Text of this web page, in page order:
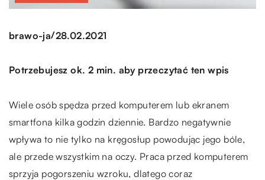
brawo-ja/28.02.2021
Potrzebujesz ok. 2 min. aby przeczytać ten wpis
Wiele osób spędza przed komputerem lub ekranem
smartfona kilka godzin dziennie. Bardzo negatywnie
wpływa to nie tylko na kręgosłup powodując jego bóle,
ale przede wszystkim na oczy. Praca przed komputerem
sprzyja pogorszeniu wzroku, dlatego coraz